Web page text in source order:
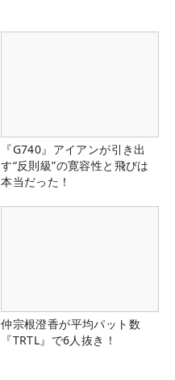
『G740』アイアンが引き出
す“反則級”の寛容性と飛びは
本当だった！
仲宗根澄香が平均パット数
『TRTL』で6人抜き！